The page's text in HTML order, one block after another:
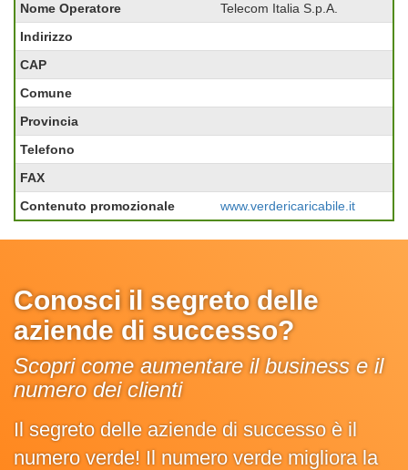
Nome Operatore
Telecom Italia S.p.A.
Indirizzo
CAP
Comune
Provincia
Telefono
FAX
Contenuto promozionale
www.verdericaricabile.it
Conosci il segreto delle
aziende di successo?
Scopri come aumentare il business e il
numero dei clienti
Il segreto delle aziende di successo è il
numero verde! Il numero verde migliora la